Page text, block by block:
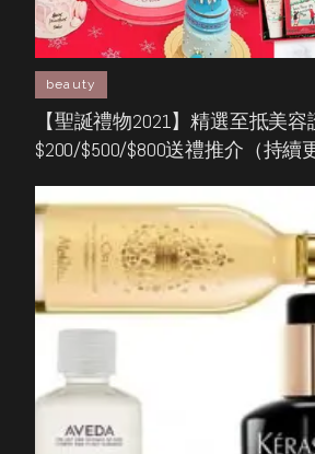
beauty
【聖誕禮物2021】精選至抵美容
$200/$500/$800送禮推介（持續